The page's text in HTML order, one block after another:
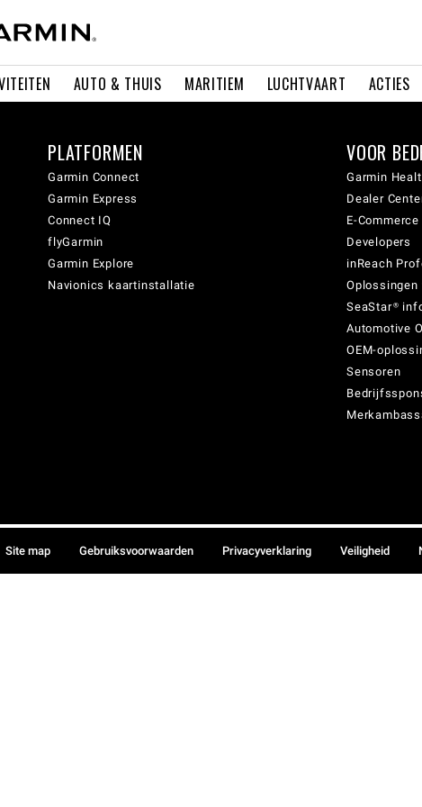
AUTO & THUIS MARITIEM LUCHTVAART ACTIES
PLATFORMEN
Garmin Connect
Garmin Express
Connect IQ
flyGarmin
Garmin Explore
Navionics kaartinstallatie
VOOR
Garmin
Dealer
E-
Developers
inReach
Oplossingen
SeaStar®
Automotive
OEM-
Sensoren
Site map Gebruiksvoorwaarden Privacyverklaring Veiligheid